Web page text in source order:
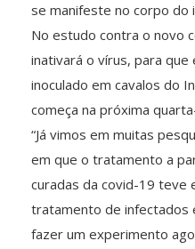
se manifeste no corpo do
No estudo contra o novo
inativará o vírus, para
inoculado em cavalos do
começa na próxima
“Já vimos em muitas
em que o tratamento a
curadas da covid-19 teve
tratamento de infectados
fazer um experimento